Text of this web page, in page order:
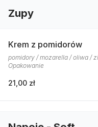
Zupy
Krem z pomidorów
pomidory / mozarella / oliwa /
Opakowanie
21,00 zł